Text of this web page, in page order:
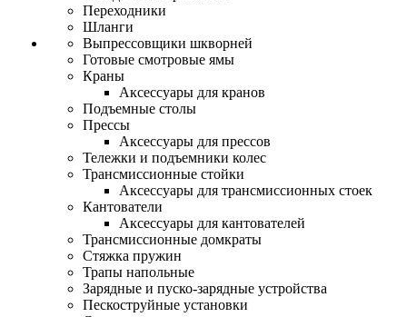
Переходники
Шланги
Выпрессовщики шкворней
Готовые смотровые ямы
Краны
Аксессуары для кранов
Подъемные столы
Прессы
Аксессуары для прессов
Тележки и подъемники колес
Трансмиссионные стойки
Аксессуары для трансмиссионных стоек
Кантователи
Аксессуары для кантователей
Трансмиссионные домкраты
Стяжка пружин
Трапы напольные
Зарядные и пуско-зарядные устройства
Пескоструйные установки